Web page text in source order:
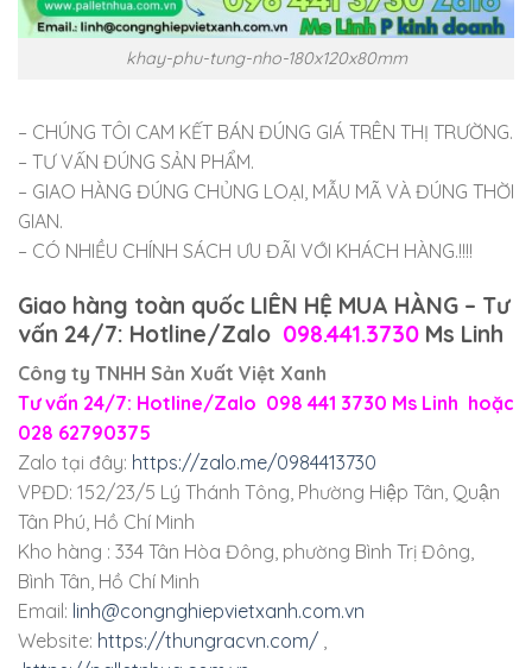
khay-phu-tung-nho-180x120x80mm
– CHÚNG TÔI CAM KẾT BÁN ĐÚNG GIÁ TRÊN THỊ TRƯỜNG.
– TƯ VẤN ĐÚNG SẢN PHẨM.
– GIAO HÀNG ĐÚNG CHỦNG LOẠI, MẪU MÃ VÀ ĐÚNG THỜI
GIAN.
– CÓ NHIỀU CHÍNH SÁCH ƯU ĐÃI VỚI KHÁCH HÀNG.!!!!
Giao hàng toàn quốc LIÊN HỆ MUA HÀNG – Tư
vấn 24/7: Hotline/Zalo 098.441.3730 Ms Linh
Công ty TNHH Sản Xuất Việt Xanh
Tư vấn 24/7: Hotline/Zalo 098 441 3730 Ms Linh hoặc
028 62790375
Zalo tại đây: https://zalo.me/0984413730
VPĐD: 152/23/5 Lý Thánh Tông, Phường Hiệp Tân, Quận
Tân Phú, Hồ Chí Minh
Kho hàng : 334 Tân Hòa Đông, phường Bình Trị Đông,
Bình Tân, Hồ Chí Minh
Email: linh@congnghiepvietxanh.com.vn
Website: https://thungracvn.com/ ,